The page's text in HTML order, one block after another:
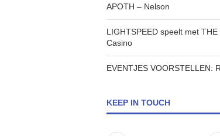
APOTH – Nelson
LIGHTSPEED speelt met
Casino
EVENTJES VOORSTELLEN:
KEEP IN TOUCH